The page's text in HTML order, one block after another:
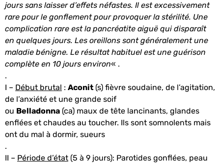
jours sans laisser d’effets néfastes. Il est excessivement
rare pour le gonflement pour provoquer la stérilité. Une
complication rare est la pancréatite aiguë qui disparaît
en quelques jours. Les oreillons sont généralement une
maladie bénigne. Le résultat habituel est une guérison
complète en 10 jours environ« .
.
I – Début brutal : Aconit (s) fièvre soudaine, de l’agitation,
de l’anxiété et une grande soif
ou Belladonna (ca) maux de tête lancinants, glandes
enflées et chaudes au toucher. Ils sont somnolents mais
ont du mal à dormir, sueurs
.
II – Période d’état (5 à 9 jours): Parotides gonflées, peau